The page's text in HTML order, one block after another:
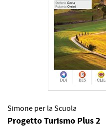
Simone per la Scuola
Progetto Turismo Plus 2